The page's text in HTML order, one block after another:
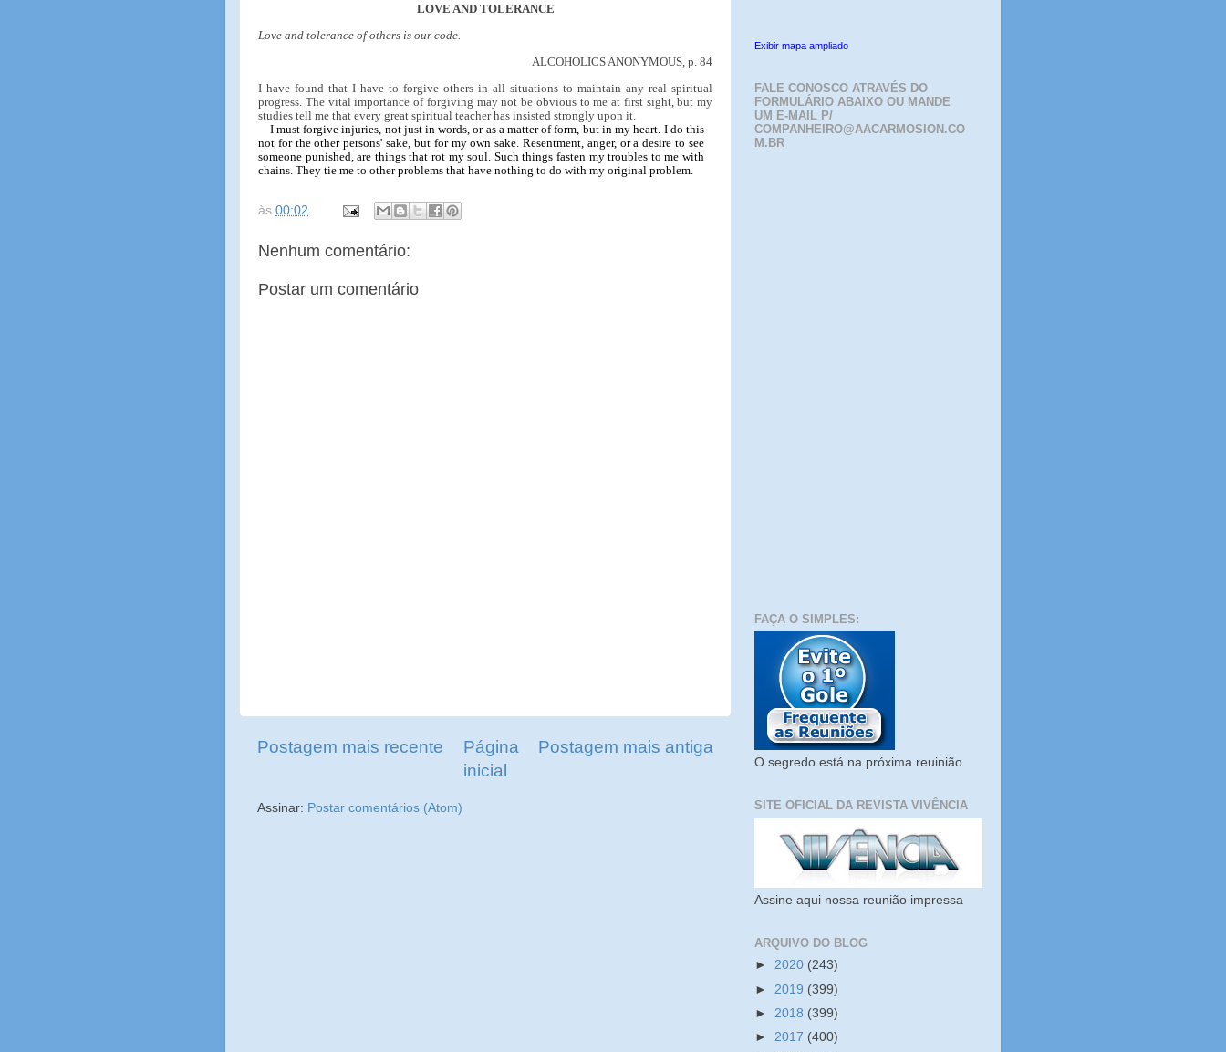
LOVE AND TOLERANCE
Love and tolerance of others is our code.
ALCOHOLICS ANONYMOUS, p. 84
I have found that I have to forgive others in all situations to maintain any real spiritual
progress. The vital importance of forgiving may not be obvious to me at first sight, but my
studies tell me that every great spiritual teacher has insisted strongly upon it.
I must forgive injuries, not just in words, or as a matter of form, but in my heart. I do this
not for the other persons' sake, but for my own sake. Resentment, anger, or a desire to see
someone punished, are things that rot my soul. Such things fasten my troubles to me with
chains. They tie me to other problems that have nothing to do with my original problem.
às 00:02
Nenhum comentário:
Postar um comentário
Postagem mais recente Postagem mais antiga
Página
inicial
Assinar: Postar comentários (Atom)
Exibir mapa ampliado
FALE CONOSCO ATRAVÉS DO
FORMULÁRIO ABAIXO OU MANDE
UM E-MAIL P/
COMPANHEIRO@AACARMOSION.CO
M.BR
FAÇA O SIMPLES:
O segredo está na próxima reuinião
SITE OFICIAL DA REVISTA VIVÊNCIA
Assine aqui nossa reunião impressa
ARQUIVO DO BLOG
► 2020 (243)
► 2019 (399)
► 2018 (399)
► 2017 (400)